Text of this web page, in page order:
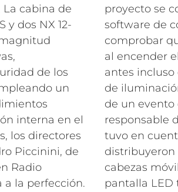
La cabina de
y dos NX 12-
de los
un
interna en el
los directores
Piccinini, de
Radio
a la perfección.
proyecto se
software de
comprobar
al encender
antes
de
de un evento
responsable
tuvo en
distribuyeron
cabezas
pantalla LED